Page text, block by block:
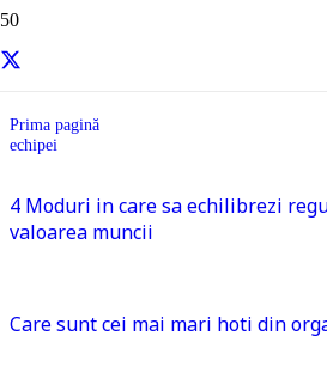
echipei
Prima pagină
echipei
4 Moduri in care sa echilibrezi
valoarea muncii
Care sunt cei mai mari hoti din